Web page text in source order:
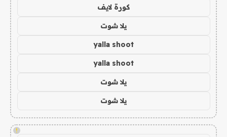
كورة لايف
يلا شوت
yalla shoot
yalla shoot
يلا شوت
يلا شوت
!